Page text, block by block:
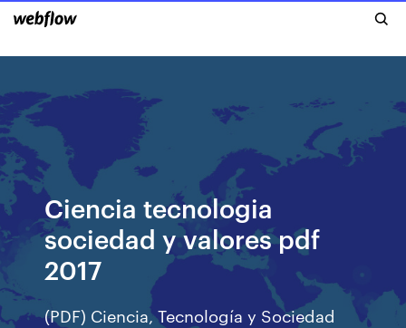
Ciencia tecnologia
sociedad y valores pdf
2017
(PDF) Ciencia, Tecnología y Sociedad